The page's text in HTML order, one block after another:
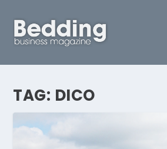
TAG: DICO